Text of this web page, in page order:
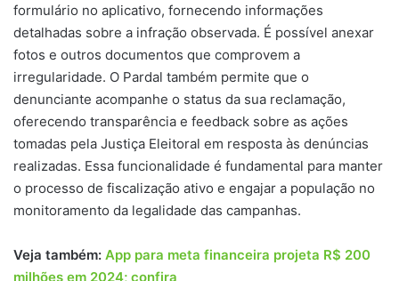
formulário no aplicativo, fornecendo informações
detalhadas sobre a infração observada. É possível anexar
fotos e outros documentos que comprovem a
irregularidade. O Pardal também permite que o
denunciante acompanhe o status da sua reclamação,
oferecendo transparência e feedback sobre as ações
tomadas pela Justiça Eleitoral em resposta às denúncias
realizadas. Essa funcionalidade é fundamental para manter
o processo de fiscalização ativo e engajar a população no
monitoramento da legalidade das campanhas.
Veja também: App para meta financeira projeta R$ 200
milhões em 2024; confira